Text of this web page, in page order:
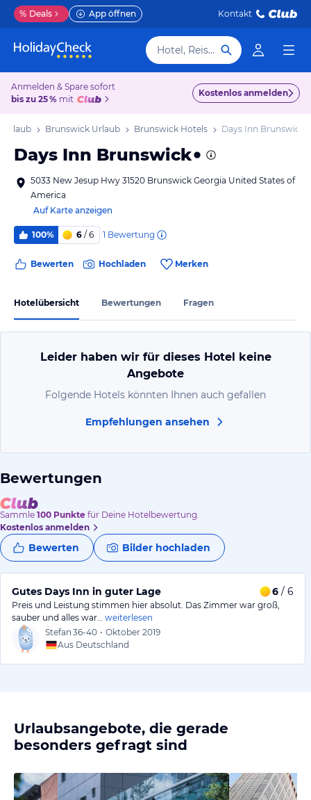
% Deals App öffnen Kontakt
Hotel, Reiseziel
Anmelden & Spare sofort
bis zu 25 % mit
Kostenlos anmelden
Urlaub Brunswick Urlaub Brunswick Hotels Days Inn Brunswick
Days Inn Brunswick
5033 New Jesup Hwy 31520 Brunswick Georgia United States of
America
Auf Karte anzeigen
100% 6 / 6 1 Bewertung
Bewerten Hochladen Merken
Hotelübersicht Bewertungen Fragen
Leider haben wir für dieses Hotel keine
Angebote
Folgende Hotels könnten Ihnen auch gefallen
Empfehlungen ansehen
Bewertungen
Sammle 100 Punkte für Deine Hotelbewertung.
Kostenlos anmelden
Bewerten Bilder hochladen
Gutes Days Inn in guter Lage 6 / 6
Preis und Leistung stimmen hier absolut. Das Zimmer war groß,
sauber und alles war…
weiterlesen
Stefan 36-40 • Oktober 2019
Aus Deutschland
Urlaubsangebote, die gerade
besonders gefragt sind